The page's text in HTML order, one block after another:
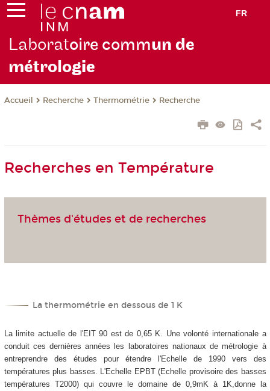
FR
Laboratoire commun de
métrologie
Accueil Recherche Thermométrie Recherche
Recherches en Température
Thèmes d'études et de recherches
La thermométrie en dessous de 1 K
La limite actuelle de l'EIT 90 est de 0,65 K. Une volonté internationale a
conduit ces dernières années les laboratoires nationaux de métrologie à
entreprendre des études pour étendre l'Echelle de 1990 vers des
températures plus basses. L'Echelle EPBT (Echelle provisoire des basses
températures T2000) qui couvre le domaine de 0,9mK à 1K,donne la